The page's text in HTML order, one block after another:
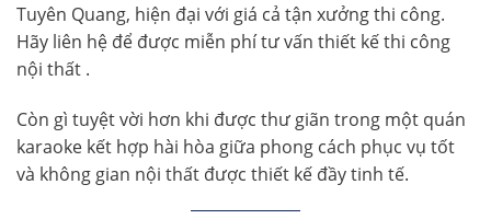
Tuyên Quang, hiện đại với giá cả tận xưởng thi công.
Hãy liên hệ để được miễn phí tư vấn thiết kế thi công
nội thất .
Còn gì tuyệt vời hơn khi được thư giãn trong một quán
karaoke kết hợp hài hòa giữa phong cách phục vụ tốt
và không gian nội thất được thiết kế đầy tinh tế.